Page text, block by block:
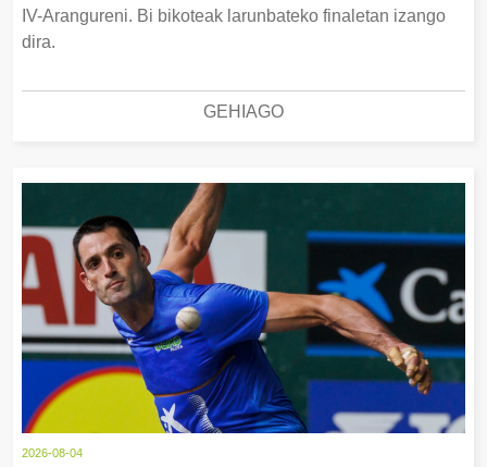
IV-Arangureni. Bi bikoteak larunbateko finaletan izango
dira.
GEHIAGO
2026-08-04